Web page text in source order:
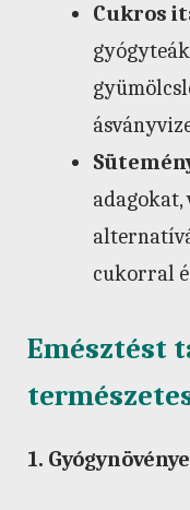
Cukros
adagokat,
cukorral
Emésztést
1.